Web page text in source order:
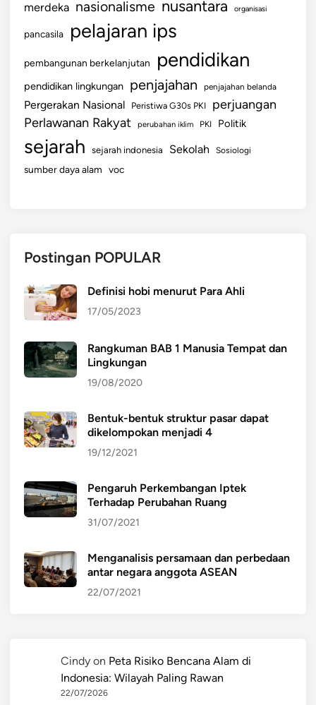
merdeka nasionalisme nusantara organisasi
pancasila pelajaran ips
pembangunan berkelanjutan pendidikan
pendidikan lingkungan penjajahan penjajahan belanda
Pergerakan Nasional Peristiwa G30s PKI perjuangan
Perlawanan Rakyat perubahan iklim PKI Politik
sejarah sejarah indonesia Sekolah Sosiologi
sumber daya alam voc
Postingan POPULAR
Definisi hobi menurut Para Ahli
17/05/2023
Rangkuman BAB 1 Manusia Tempat dan
Lingkungan
19/08/2020
Bentuk-bentuk struktur pasar dapat
dikelompokan menjadi 4
19/12/2021
Pengaruh Perkembangan Iptek
Terhadap Perubahan Ruang
31/07/2021
Menganalisis persamaan dan perbedaan
antar negara anggota ASEAN
22/07/2021
Cindy on Peta Risiko Bencana Alam di
Indonesia: Wilayah Paling Rawan
22/07/2026